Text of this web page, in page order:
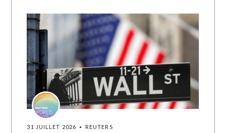
31 JUILLET 2026 REUTERS